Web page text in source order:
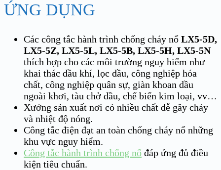
ỨNG DỤNG
Các công tắc hành trình chống cháy nổ LX5-5D,
LX5-5Z, LX5-5L, LX5-5B, LX5-5H, LX5-5N
thích hợp cho các môi trường nguy hiểm như
khai thác dầu khí, lọc dầu, công nghiệp hóa
chất, công nghiệp quân sự, giàn khoan dầu
ngoài khơi, tàu chở dầu, chế biến kim loại, vv…
Xưởng sản xuất nơi có nhiều chất dễ gây cháy
và nhiệt độ nóng.
Công tắc điện đạt an toàn chống cháy nổ những
khu vực nguy hiểm.
Công tắc hành trình chống nổ đáp ứng đủ điều
kiện tiêu chuẩn.